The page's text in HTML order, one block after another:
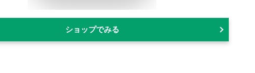
ショップでみる